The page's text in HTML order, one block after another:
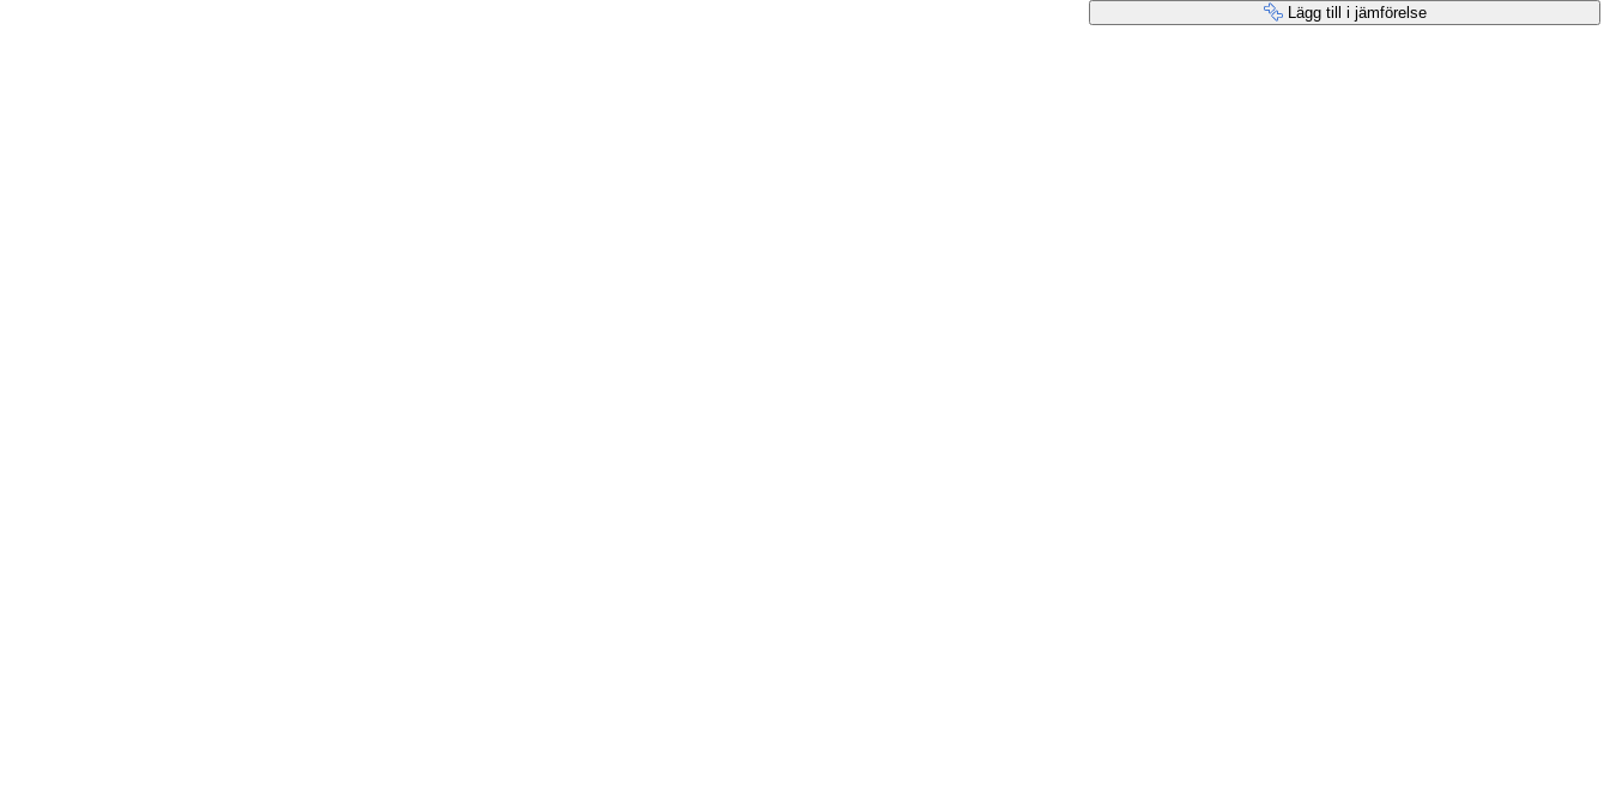
Lägg till i jämförelse